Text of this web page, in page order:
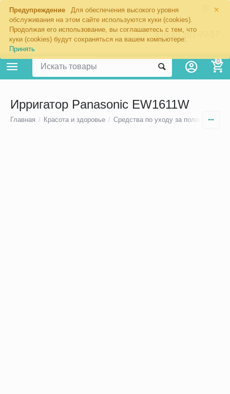
×
Предупреждение
Для обеспечения высокого уровня
обслуживания на этом сайте используются куки (cookies).
Продолжая его использование, вы соглашаетесь с тем, что
куки (cookies) будут сохраняться на вашем компьютере:
Принять
8 (800) 201-70-57
0
Ирригатор Panasonic EW1611W
Главная / Красота и здоровье / Средства по уходу за полостью рта